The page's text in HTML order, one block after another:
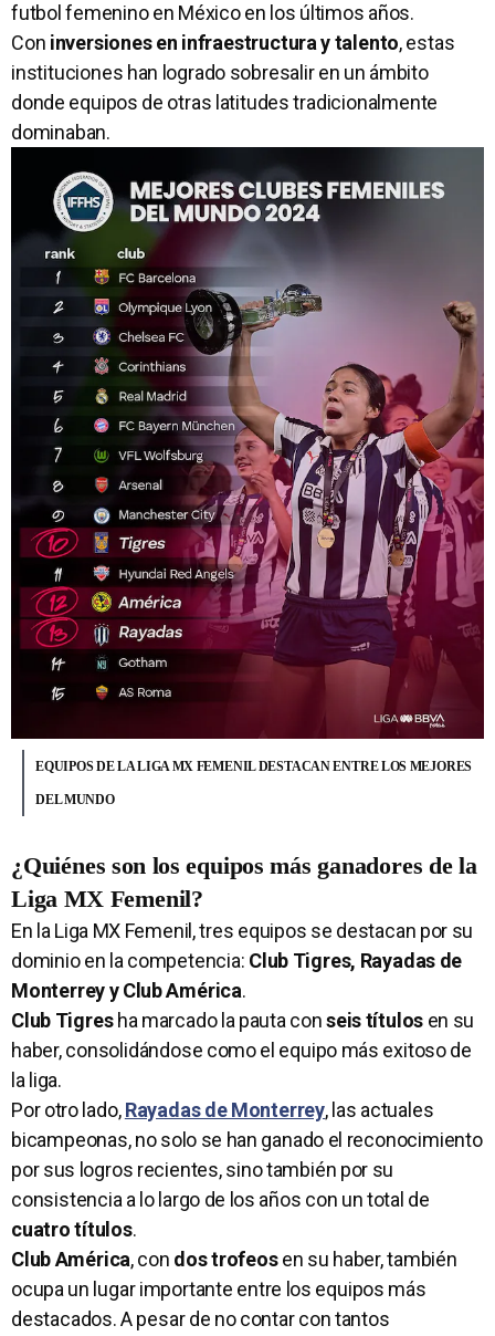
futbol femenino en México en los últimos años.
Con inversiones en infraestructura y talento, estas
instituciones han logrado sobresalir en un ámbito
donde equipos de otras latitudes tradicionalmente
dominaban.
EQUIPOS DE LA LIGA MX FEMENIL DESTACAN ENTRE LOS MEJORES
DEL MUNDO
¿Quiénes son los equipos más ganadores de la
Liga MX Femenil?
En la Liga MX Femenil, tres equipos se destacan por su
dominio en la competencia: Club Tigres, Rayadas de
Monterrey y Club América.
Club Tigresha marcado la pauta conseis títulos en su
haber, consolidándose como el equipo más exitoso de
la liga.
Por otro lado,Rayadas de Monterrey, las actuales
bicampeonas, no solo se han ganado el reconocimiento
por sus logros recientes, sino también por su
consistencia a lo largo de los años con un total de
cuatro títulos.
Club América, con dos trofeosen su haber, también
ocupa un lugar importante entre los equipos más
destacados. A pesar de no contar con tantos